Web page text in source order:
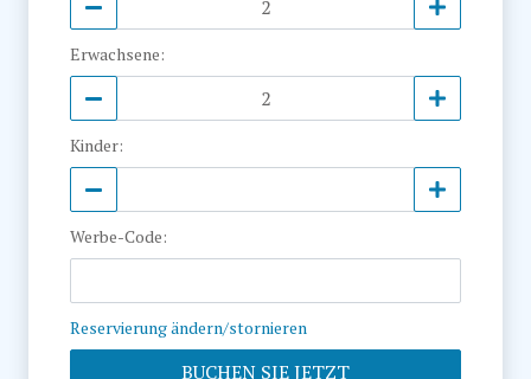
Erwachsene:
Kinder:
Werbe-Code:
Reservierung ändern/stornieren
BUCHEN SIE JETZT